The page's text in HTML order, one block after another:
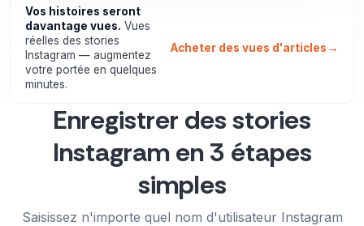
Vos histoires seront
davantage vues. Vues
réelles des stories
Instagram — augmentez
votre portée en quelques
minutes.
Acheter des vues d'articles →
Enregistrer des stories
Instagram en 3 étapes
simples
Saisissez n'importe quel nom d'utilisateur Instagram